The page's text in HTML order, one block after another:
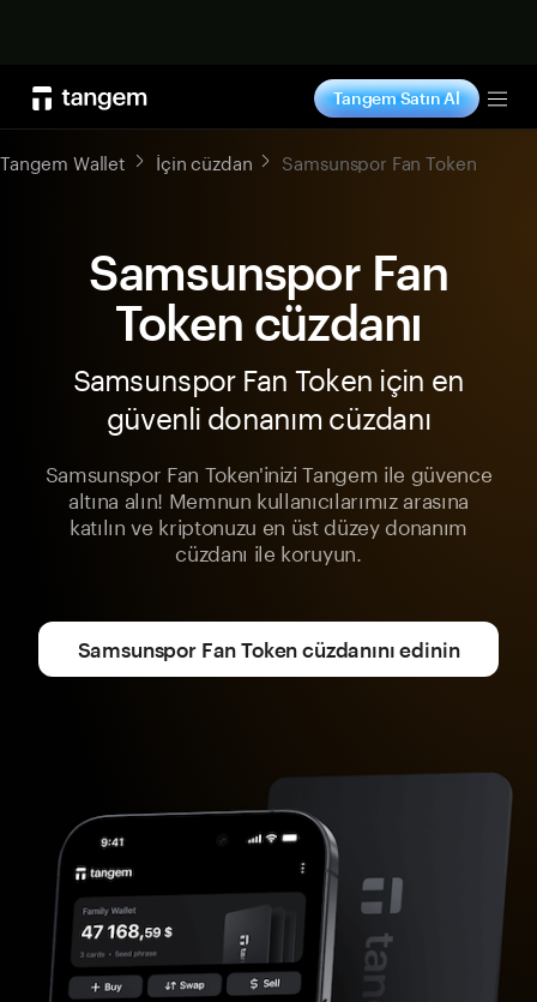
Tangem Satın Al
Tangem Wallet İçin cüzdan Samsunspor Fan Token
Samsunspor Fan
Token cüzdanı
Samsunspor Fan Token için en
güvenli donanım cüzdanı
Samsunspor Fan Token'inizi Tangem ile güvence
altına alın! Memnun kullanıcılarımız arasına
katılın ve kriptonuzu en üst düzey donanım
cüzdanı ile koruyun.
Samsunspor Fan Token cüzdanını edinin